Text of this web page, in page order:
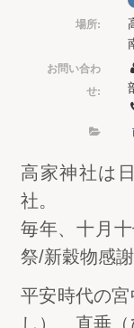
場所:
お問い合わ
せ:
高家神社は
社。
毎年、十月
祭/新穀物感
平安時代の
し）、直垂